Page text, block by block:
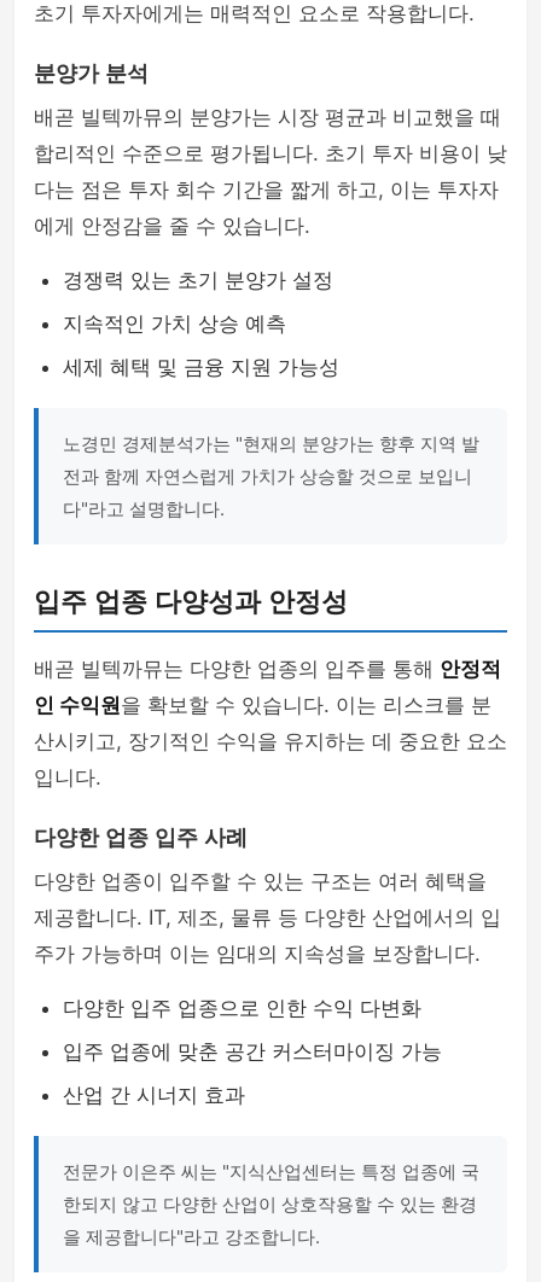
초기 투자자에게는 매력적인 요소로 작용합니다.
분양가 분석
배곧 빌텍까뮤의 분양가는 시장 평균과 비교했을 때
합리적인 수준으로 평가됩니다. 초기 투자 비용이 낮
다는 점은 투자 회수 기간을 짧게 하고, 이는 투자자
에게 안정감을 줄 수 있습니다.
경쟁력 있는 초기 분양가 설정
지속적인 가치 상승 예측
세제 혜택 및 금융 지원 가능성
노경민 경제분석가는 "현재의 분양가는 향후 지역 발
전과 함께 자연스럽게 가치가 상승할 것으로 보입니
다"라고 설명합니다.
입주 업종 다양성과 안정성
배곧 빌텍까뮤는 다양한 업종의 입주를 통해 안정적
인 수익원을 확보할 수 있습니다. 이는 리스크를 분
산시키고, 장기적인 수익을 유지하는 데 중요한 요소
입니다.
다양한 업종 입주 사례
다양한 업종이 입주할 수 있는 구조는 여러 혜택을
제공합니다. IT, 제조, 물류 등 다양한 산업에서의 입
주가 가능하며 이는 임대의 지속성을 보장합니다.
다양한 입주 업종으로 인한 수익 다변화
입주 업종에 맞춘 공간 커스터마이징 가능
산업 간 시너지 효과
전문가 이은주 씨는 "지식산업센터는 특정 업종에 국
한되지 않고 다양한 산업이 상호작용할 수 있는 환경
을 제공합니다"라고 강조합니다.